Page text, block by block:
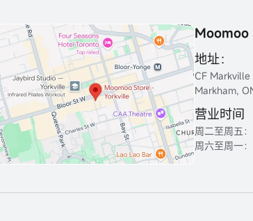
地址：
CF Markville
Markham,
营业时间
周二至周五
周六至周一